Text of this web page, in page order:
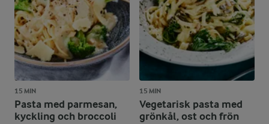
15 MIN
Pasta med parmesan,
kyckling och broccoli
15 MIN
Vegetarisk pasta med
grönkål, ost och frön